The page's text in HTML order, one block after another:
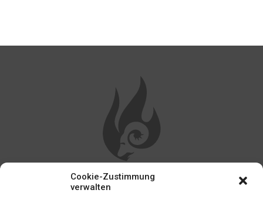
Cookie-Zustimmung
verwaltenWEITERE LINKS